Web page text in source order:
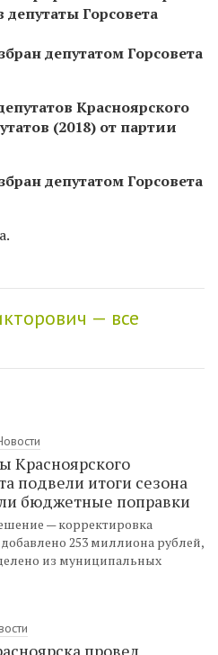
депутаты Горсовета
депутатом Горсовета
Красноярского
(2018) от партии
депутатом Горсовета
— все
Красноярского
подвели итоги сезона
бюджетные поправки
— корректировка
253 миллиона рублей,
из муниципальных
провел